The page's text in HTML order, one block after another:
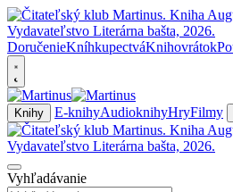
DoručenieKníhkupectváKnihovrátok
Knihy E-knihyAudioknihyHryFilmy
Vyhľadávanie